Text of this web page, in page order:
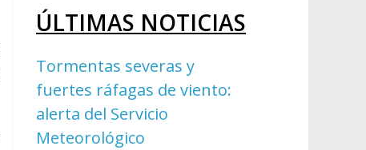
ÚLTIMAS NOTICIAS
Tormentas severas y
fuertes ráfagas de viento:
alerta del Servicio
Meteorológico